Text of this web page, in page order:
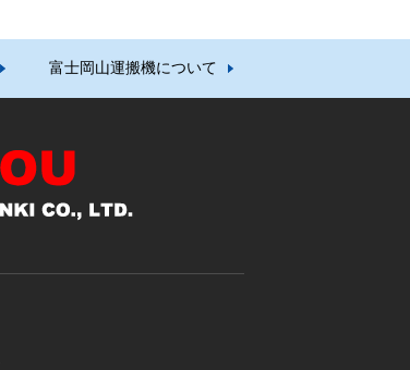
富士岡山運搬機について